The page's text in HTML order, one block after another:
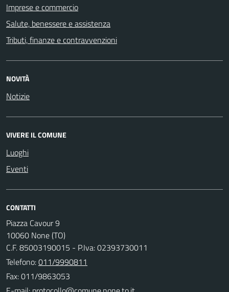
Imprese e commercio
Salute, benessere e assistenza
Tributi, finanze e contravvenzioni
NOVITÀ
Notizie
VIVERE IL COMUNE
Luoghi
Eventi
CONTATTI
Piazza Cavour 9
10060 None (TO)
C.F. 85003190015 - P.Iva: 02393730011
Telefono:011/9990811
Fax: 011/9863053